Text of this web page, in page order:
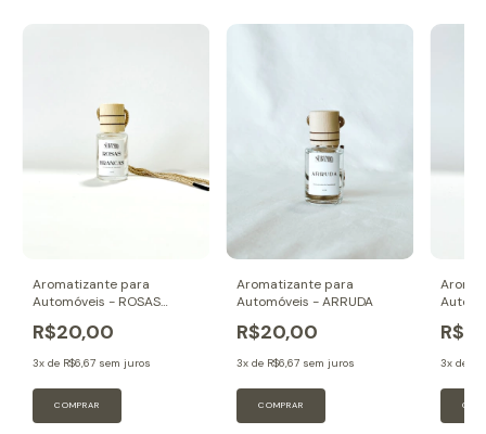
Aromatizante para
Automóveis - ROSAS
R$20,00
3x de R$6,67 sem juros
Aromatizante para
Automóveis - ARRUDA
R$20,00
3x de R$6,67 sem juros 3x de